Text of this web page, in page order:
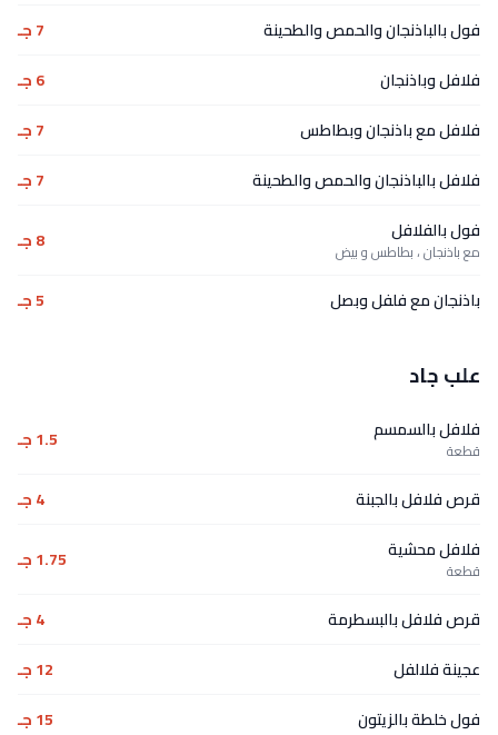
فول بالباذنجان والحمص والطحينة
7 جـ
فلافل وباذنجان
6 جـ
فلافل مع باذنجان وبطاطس
7 جـ
فلافل بالباذنجان والحمص والطحينة
7 جـ
فول بالفلافل
مع باذنجان ، بطاطس و بيض 8 جـ
باذنجان مع فلفل وبصل 5 جـ
علب جاد
فلافل بالسمسم
قطعة 1.5 جـ
قرص فلافل بالجبنة
4 جـ
فلافل محشية
قطعة 1.75 جـ
قرص فلافل بالبسطرمة
4 جـ
عجينة فلالفل
12 جـ
فول خلطة بالزيتون
15 جـ